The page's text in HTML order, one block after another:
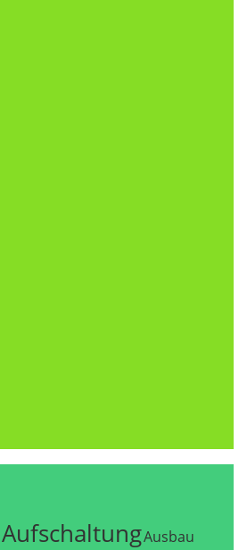
AufschaltungAusbau